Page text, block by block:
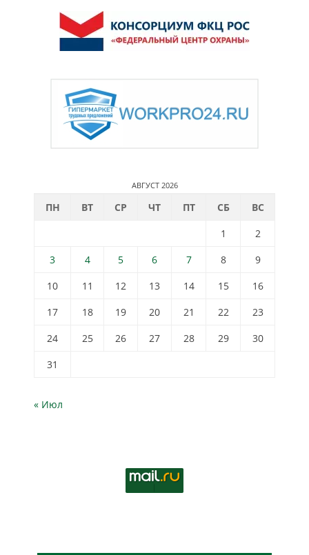
АВГУСТ 2026
ПН ВТ СР ЧТ ПТ СБ
ВС
1
2
3
4 5 6 7 8
9
10
11 12 13 14 15
16
17
18 19 20 21 22
23
24
25 26 27 28 29
30
31
« Июл